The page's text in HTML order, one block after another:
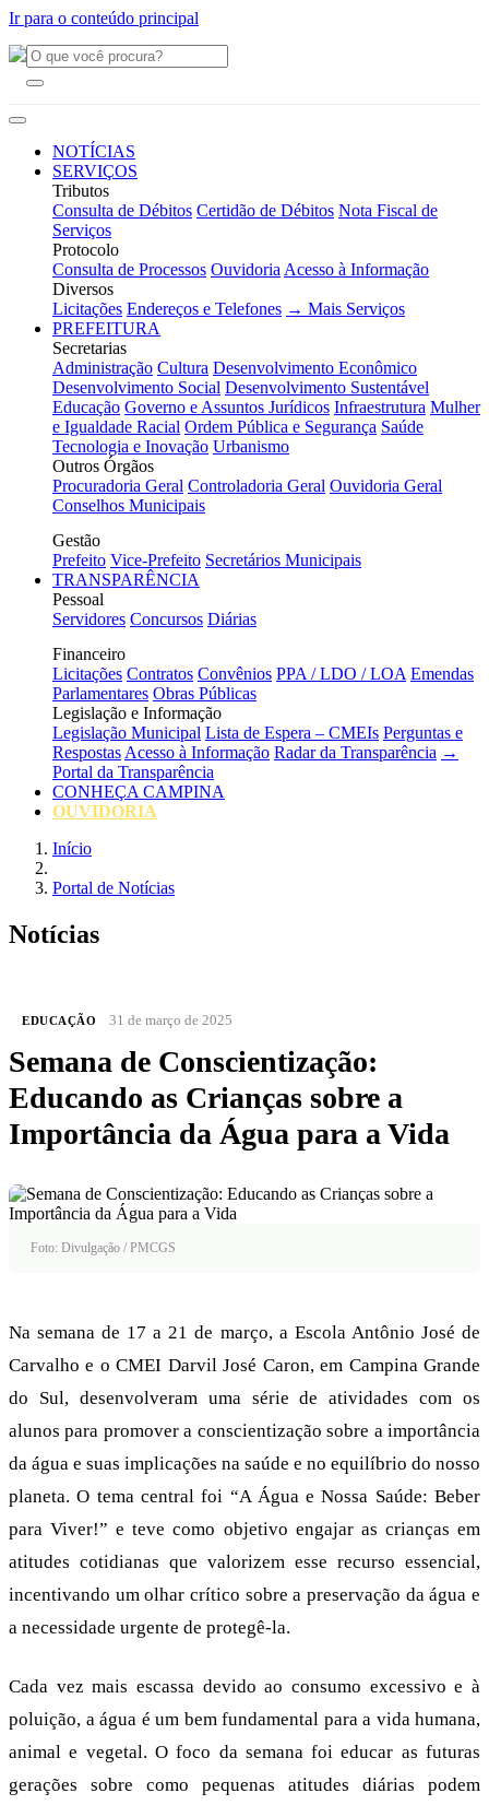
Ir para o conteúdo principal
NOTÍCIAS
SERVIÇOS
Tributos
Consulta de Débitos Certidão de Débitos Nota Fiscal de
Serviços
Protocolo
Consulta de Processos Ouvidoria Acesso à Informação
Diversos
Licitações Endereços e Telefones → Mais Serviços
PREFEITURA
Secretarias
Administração Cultura Desenvolvimento Econômico
Desenvolvimento Social Desenvolvimento Sustentável
Educação Governo e Assuntos Jurídicos Infraestrutura Mulher
e Igualdade Racial Ordem Pública e Segurança Saúde
Tecnologia e Inovação Urbanismo
Outros Órgãos
Procuradoria Geral Controladoria Geral Ouvidoria Geral
Conselhos Municipais
Gestão
Prefeito Vice-Prefeito Secretários Municipais
TRANSPARÊNCIA
Pessoal
Servidores Concursos Diárias
Financeiro
Licitações Contratos Convênios PPA / LDO / LOA Emendas
Parlamentares Obras Públicas
Legislação e Informação
Legislação Municipal Lista de Espera – CMEIs Perguntas e
Respostas Acesso à Informação Radar da Transparência →
Portal da Transparência
CONHEÇA CAMPINA
OUVIDORIA
Início
Portal de Notícias
Notícias
EDUCAÇÃO 31 de março de 2025
Semana de Conscientização:
Educando as Crianças sobre a
Importância da Água para a Vida
Foto: Divulgação / PMCGS
Na semana de 17 a 21 de março, a Escola Antônio José de
Carvalho e o CMEI Darvil José Caron, em Campina Grande
do Sul, desenvolveram uma série de atividades com os
alunos para promover a conscientização sobre a importância
da água e suas implicações na saúde e no equilíbrio do nosso
planeta. O tema central foi “A Água e Nossa Saúde: Beber
para Viver!” e teve como objetivo engajar as crianças em
atitudes cotidianas que valorizem esse recurso essencial,
incentivando um olhar crítico sobre a preservação da água e
a necessidade urgente de protegê-la.
Cada vez mais escassa devido ao consumo excessivo e à
poluição, a água é um bem fundamental para a vida humana,
animal e vegetal. O foco da semana foi educar as futuras
gerações sobre como pequenas atitudes diárias podem